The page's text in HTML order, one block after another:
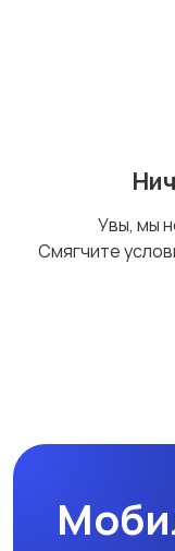
инструменты
Увы, мы
Смягчите